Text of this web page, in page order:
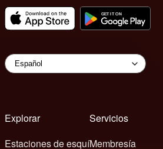
Explorar
Estaciones de esquí
Servicios
Membresía